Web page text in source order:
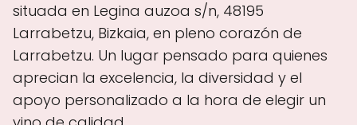
situada en Legina auzoa s/n, 48195
Larrabetzu, Bizkaia, en pleno corazón de
Larrabetzu. Un lugar pensado para quienes
aprecian la excelencia, la diversidad y el
apoyo personalizado a la hora de elegir un